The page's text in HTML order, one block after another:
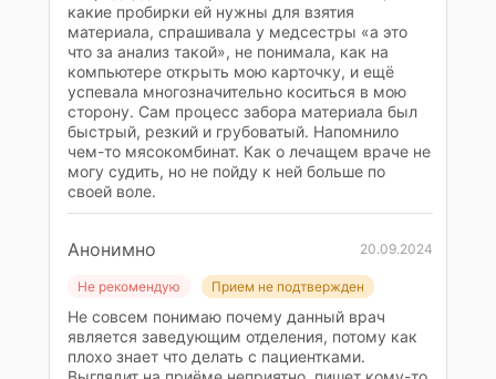
какие пробирки ей нужны для взятия
материала, спрашивала у медсестры «а это
что за анализ такой», не понимала, как на
компьютере открыть мою карточку, и ещё
успевала многозначительно коситься в мою
сторону. Сам процесс забора материала был
быстрый, резкий и грубоватый. Напомнило
чем-то мясокомбинат. Как о лечащем враче не
могу судить, но не пойду к ней больше по
своей воле.
Анонимно 20.09.2024
Не рекомендую Прием не подтвержден
Не совсем понимаю почему данный врач
является заведующим отделения, потому как
плохо знает что делать с пациентками.